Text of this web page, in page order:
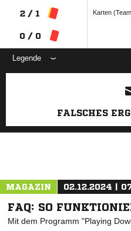
2 / 1
0 / 0
Karten
Legende
FALSCHES
MAGAZIN 02.12.2024 |
FAQ: SO
Mit dem Programm "Playing